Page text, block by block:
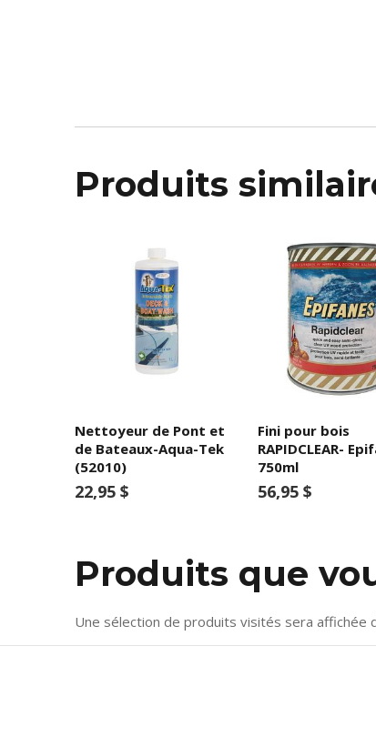
Produits
Nettoyeur de Pont et
de Bateaux-Aqua-Tek
(52010)
22,95 $
Fini pour bois
RAPIDCLEAR-
750ml
56,95 $
Produits que
Une sélection de produits visités sera affichée